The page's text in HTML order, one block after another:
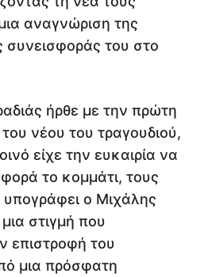
αναγνώριση της
συνεισφοράς του στο
ήρθε με την πρώτη
νέου του τραγουδιού,
είχε την ευκαιρία να
το κομμάτι, τους
υπογράφει ο Μιχάλης
στιγμή που
επιστροφή του
μια πρόσφατη